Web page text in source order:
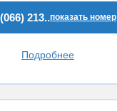
213..показать номер
Подробнее